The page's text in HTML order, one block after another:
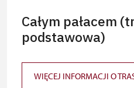
Całym pałacem
podstawowa)
WIĘCEJ INFORMACJI O